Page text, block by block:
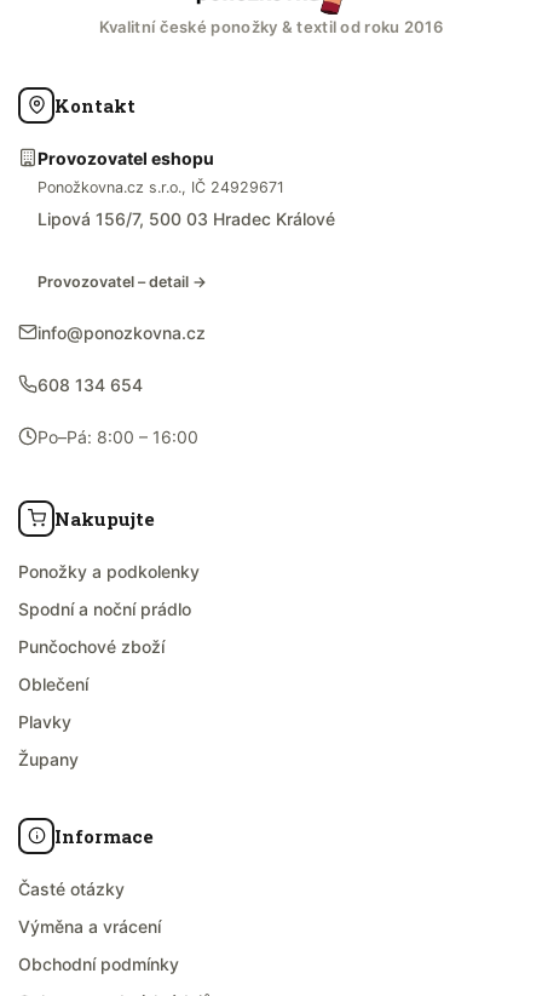
Kvalitní české ponožky & textil od roku 2016
Kontakt
Provozovatel eshopu
Ponožkovna.cz s.r.o., IČ 24929671
Lipová 156/7, 500 03 Hradec Králové
Provozovatel – detail →
info@ponozkovna.cz
608 134 654
Po–Pá: 8:00 – 16:00
Nakupujte
Ponožky a podkolenky
Spodní a noční prádlo
Punčochové zboží
Oblečení
Plavky
Župany
Informace
Časté otázky
Výměna a vrácení
Obchodní podmínky